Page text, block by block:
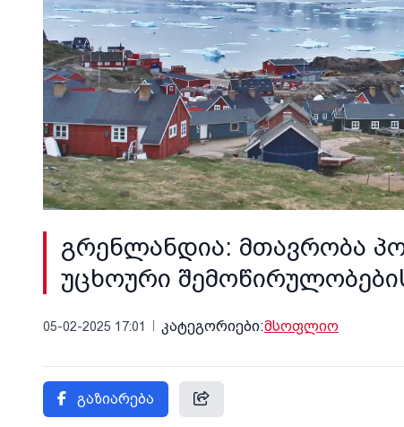
გრენლანდია: მთავრობა
უცხოური
05-02-2025 17:01 კატეგორიები:მსოფლიო
გაზიარება